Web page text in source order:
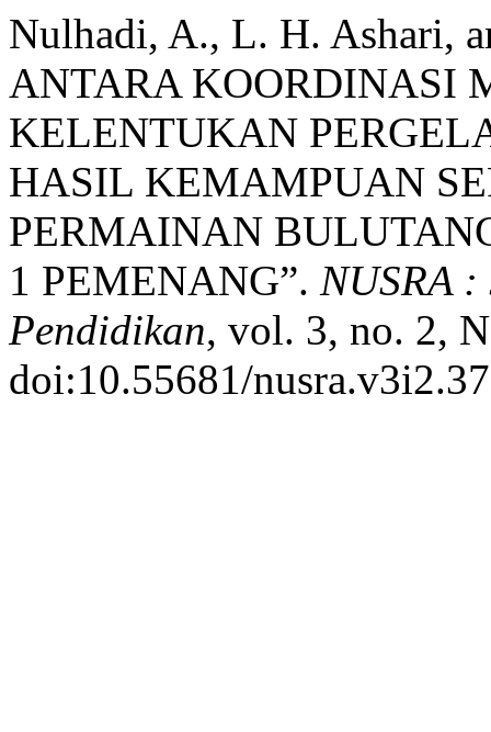
Nulhadi, A., L. H. Ashari,
ANTARA KOORDINASI
KELENTUKAN
HASIL KEMAMPUAN
PERMAINAN
1 PEMENANG”. NUSRA
Pendidikan, vol. 3, no. 2,
doi:10.55681/